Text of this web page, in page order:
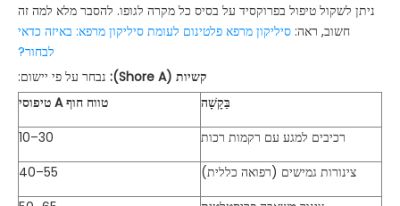
ניתן לשקול טיפול בפרוקסיד על בסיס כל מקרה לגופו. להסבר מלא למה זה
חשוב, ראה: סיליקון מרפא פלטינום לעומת סיליקון מרפא: באיזה כדאי
לבחור?
קשיות (Shore A):
נבחר על פי יישום:
בַּקָשָׁה
טווח חוף A טיפוסי
רכיבים למגע עם רקמות רכות
10–30
צינורות גמישים (רפואה כללית)
40–55